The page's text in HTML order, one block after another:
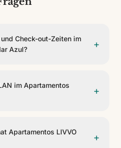
Check-out-Zeiten im
Azul?
+
im Apartamentos
+
Apartamentos LIVVO
+